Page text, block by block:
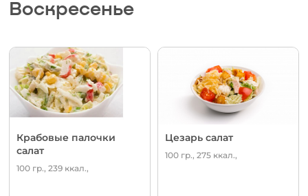
Воскресенье
Крабовые палочки
салат
100 гр., 239 ккал.,
Цезарь салат
100 гр., 275 ккал.,